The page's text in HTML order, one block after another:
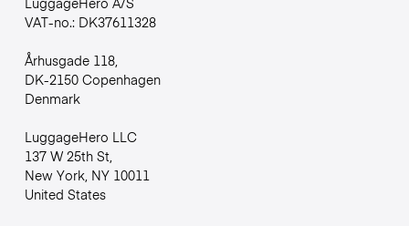
VAT-no.: DK37611328
Århusgade 118,
DK-2150 Copenhagen
Denmark
LuggageHero LLC
137 W 25th St,
New York, NY 10011
United States